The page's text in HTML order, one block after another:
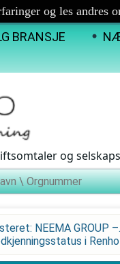
og les andres
BRANSJE
og
NEEMA GROUP
i